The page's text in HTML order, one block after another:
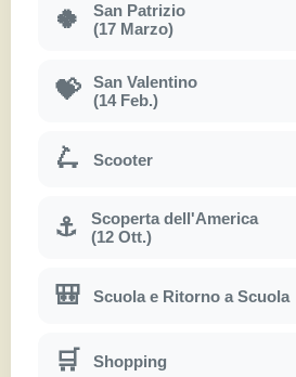
🍀
San Patrizio
(17 Marzo)
💝
San Valentino
(14 Feb.)
🛴 Scooter
⚓
Scoperta dell'America
(12 Ott.)
🎒 Scuola e Ritorno a Scuola
🛒 Shopping